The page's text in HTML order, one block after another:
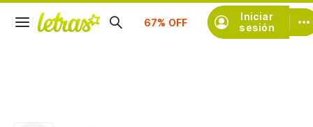
Iniciar
sesión
Suscríbete